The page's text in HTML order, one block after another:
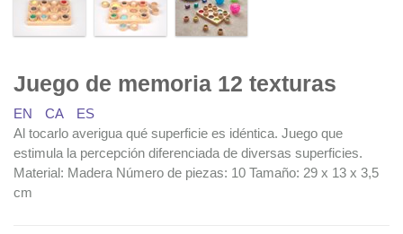
Juego de memoria 12 texturas
EN CA
ES
Al tocarlo averigua qué superficie es idéntica. Juego que
estimula la percepción diferenciada de diversas superficies.
Material: Madera Número de piezas: 10 Tamaño: 29 x 13 x 3,5
cm